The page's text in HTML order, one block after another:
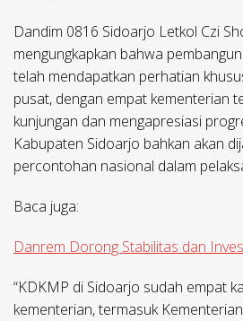
Dandim 0816 Sidoarjo Letkol Czi
mengungkapkan bahwa
telah mendapatkan perhatian
pusat, dengan empat kementerian
kunjungan dan mengapresiasi
Kabupaten Sidoarjo bahkan akan
percontohan nasional dalam
Baca juga:
Danrem Dorong Stabilitas dan
“KDKMP di Sidoarjo sudah empat
kementerian, termasuk